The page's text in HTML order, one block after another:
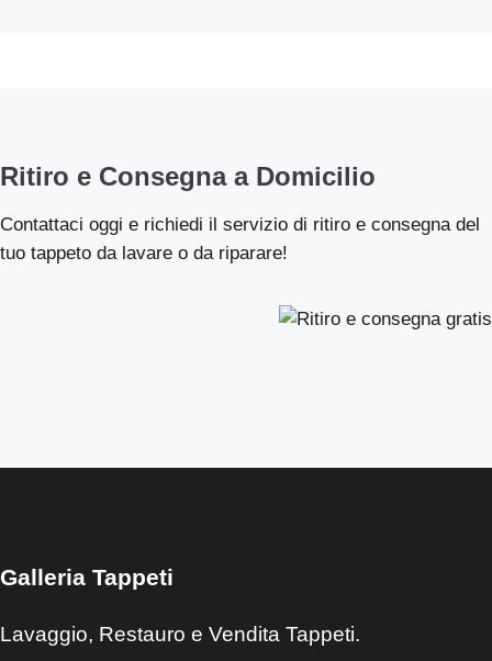
Ritiro e Consegna a Domicilio
Contattaci oggi e richiedi il servizio di ritiro e consegna del
tuo tappeto da lavare o da riparare!
Galleria Tappeti
Lavaggio, Restauro e Vendita Tappeti.